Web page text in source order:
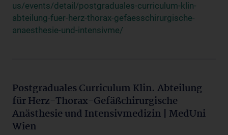
us/events/detail/postgraduales-curriculum-klin-
abteilung-fuer-herz-thorax-gefaesschirurgische-
anaesthesie-und-intensivme/
Postgraduales Curriculum Klin. Abteilung
für Herz-Thorax-Gefäßchirurgische
Anästhesie und Intensivmedizin | MedUni
Wien